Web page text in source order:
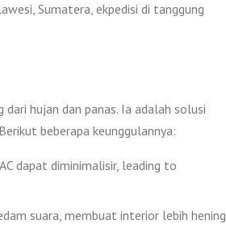
Sumatera, ekpedisi di tanggung
hujan dan panas. Ia adalah solusi
beberapa keunggulannya:
dapat diminimalisir, leading to
suara, membuat interior lebih hening